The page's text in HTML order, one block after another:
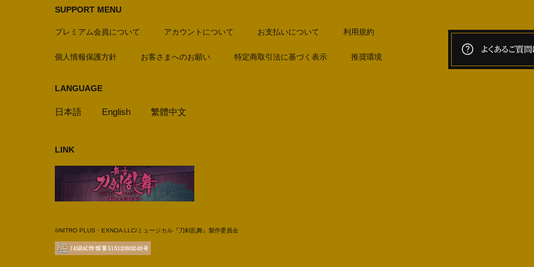
SUPPORT MENU
プレミアム会員について アカウントについて お支払いについて 利用規約
個人情報保護方針 お客さまへのお願い 特定商取引法に基づく表示 推奨環境
LANGUAGE
日本語 English 繁體中文
LINK
©NITRO PLUS・EXNOA LLC/ミュージカル『刀剣乱舞』製作委員会
よくあるご質問